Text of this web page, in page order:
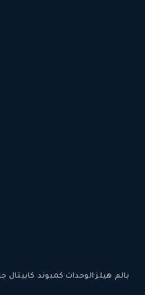
بالم هيلز·الوحدات·كمبوند كابيتال